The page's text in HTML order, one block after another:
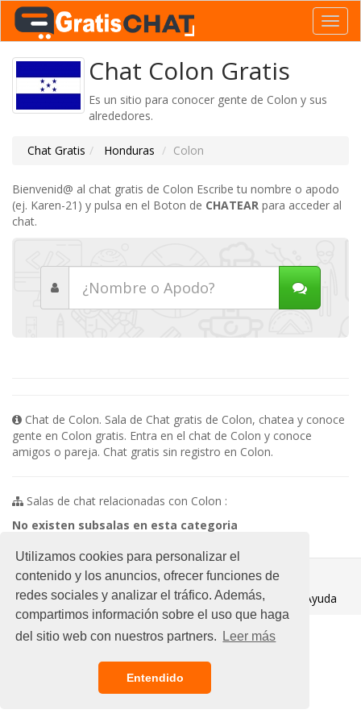
Utilizamos cookies para personalizar el
contenido y los anuncios, ofrecer funciones de
redes sociales y analizar el tráfico. Además,
compartimos información sobre el uso que haga
del sitio web con nuestros partners.
Leer más
Entendido
Chat Colon Gratis
Es un sitio para conocer gente de Colon y sus
alrededores.
Chat Gratis Honduras Colon
Bienvenid@ al chat gratis de Colon Escribe tu nombre o apodo
(ej. Karen-21) y pulsa en el Boton de CHATEAR para acceder al
chat.
Chat de Colon. Sala de Chat gratis de Colon, chatea y conoce
gente en Colon gratis. Entra en el chat de Colon y conoce
amigos o pareja. Chat gratis sin registro en Colon.
Salas de chat relacionadas con Colon :
No existen subsalas en esta categoria
© 2021 Chat Gratis
Aviso legal
Ayuda